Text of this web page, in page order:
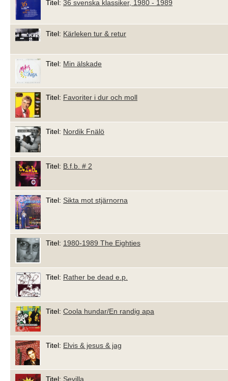
Titel: 36 svenska klassiker, 1980 - 1989
Titel: Kärleken tur & retur
Titel: Min älskade
Titel: Favoriter i dur och moll
Titel: Nordik Fnälö
Titel: B.f.b. # 2
Titel: Sikta mot stjärnorna
Titel: 1980-1989 The Eighties
Titel: Rather be dead e.p.
Titel: Coola hundar/En randig apa
Titel: Elvis & jesus & jag
Titel: Sevilla